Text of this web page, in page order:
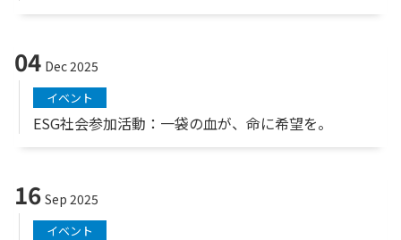
04 Dec 2025
イベント
ESG社会参加活動：一袋の血が、命に希望を。
16 Sep 2025
イベント